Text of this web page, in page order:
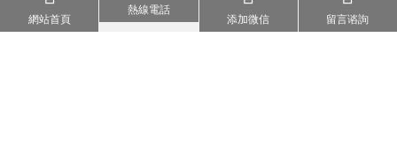
聯係方式
網站首頁
熱線電話
添加微信 留言谘詢